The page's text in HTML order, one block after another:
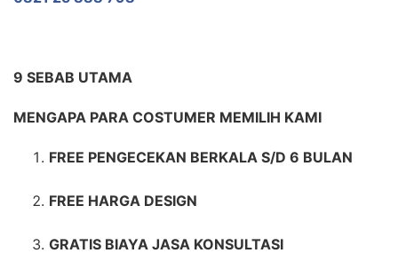
9 SEBAB UTAMA
MENGAPA PARA COSTUMER MEMILIH KAMI
FREE PENGECEKAN BERKALA S/D 6 BULAN
FREE HARGA DESIGN
GRATIS BIAYA JASA KONSULTASI